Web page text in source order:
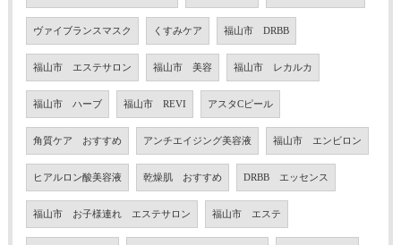
ヴァイブランスマスク くすみケア 福山市 DRBB
福山市 エステサロン 福山市 美容 福山市 レカルカ
福山市 ハーブ 福山市 REVI アスタCピール
角質ケア おすすめ アンチエイジング美容液 福山市 エンビロン
ヒアルロン酸美容液 乾燥肌 おすすめ DRBB エッセンス
福山市 お子様連れ エステサロン 福山市 エステ